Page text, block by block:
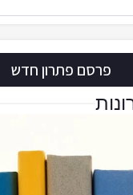
פרסם פתרון חדש